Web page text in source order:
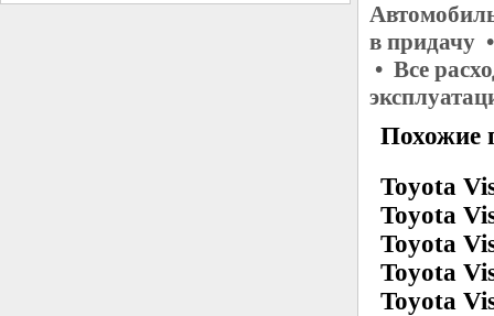
в придачу
• Все
Похожие
Toyota
Toyota
Toyota
Toyota
Toyota